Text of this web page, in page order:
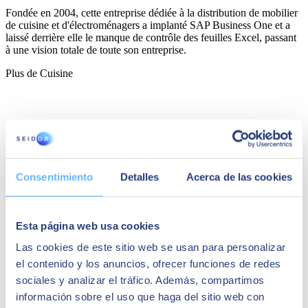
Consentimiento Detalles Acerca de las cookies
Esta página web usa cookies
Las cookies de este sitio web se usan para personalizar
el contenido y los anuncios, ofrecer funciones de redes
sociales y analizar el tráfico. Además, compartimos
información sobre el uso que haga del sitio web con
Fondée en 2004, cette entreprise dédiée à la distribution de mobilier
de cuisine et d'électroménagers a implanté SAP Business One et a
laissé derrière elle le manque de contrôle des feuilles Excel, passant
à une vision totale de toute son entreprise.
Plus de Cuisine
Beatriz Albacete
Directeur des ventes
« Nous avons implanté SAP Business One avec